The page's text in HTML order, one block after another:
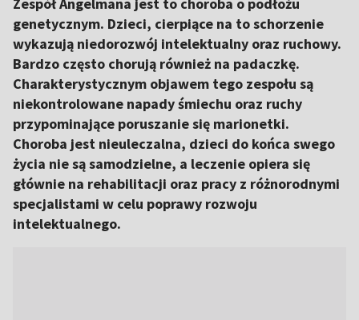
genetycznym. Dzieci, cierpiące na to schorzenie
wykazują niedorozwój intelektualny oraz ruchowy.
Bardzo często chorują również na padaczkę.
Charakterystycznym objawem tego zespołu są
niekontrolowane napady śmiechu oraz ruchy
przypominające poruszanie się marionetki.
Choroba jest nieuleczalna, dzieci do końca swego
życia nie są samodzielne, a leczenie opiera się
głównie na rehabilitacji oraz pracy z różnorodnymi
specjalistami w celu poprawy rozwoju
intelektualnego.